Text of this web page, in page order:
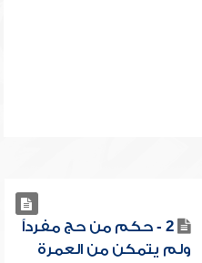
2 - حكم من حج مفرداً
ولم يتمكن من العمرة